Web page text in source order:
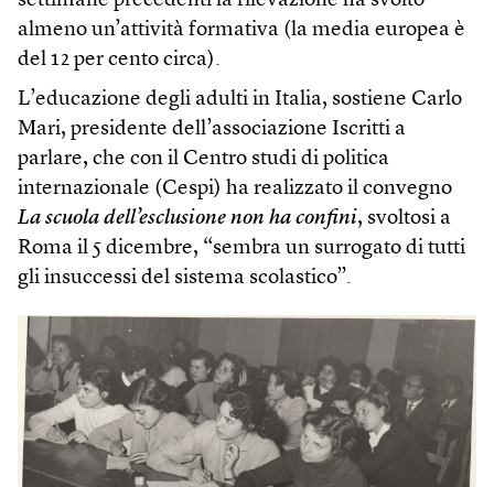
almeno un’attività formativa (la media europea è
del 12 per cento circa).
L’educazione degli adulti in Italia, sostiene Carlo
Mari, presidente dell’associazione Iscritti a
parlare, che con il Centro studi di politica
internazionale (Cespi) ha realizzato il convegno
La scuola dell’esclusione non ha confini, svoltosi a
Roma il 5 dicembre, “sembra un surrogato di tutti
gli insuccessi del sistema scolastico”.